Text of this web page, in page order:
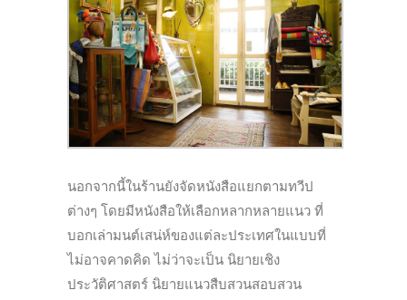
นอกจากนี้ในร้านยังจัดหนังสือแยกตามทวีป
ต่างๆ โดยมีหนังสือให้เลือกหลากหลายแนว ที่
บอกเล่ามนต์เสน่ห์ของแต่ละประเทศในแบบที่
ไม่อาจคาดคิด ไม่ว่าจะเป็น นิยายเชิง
ประวัติศาสตร์ นิยายแนวสืบสวนสอบสวน